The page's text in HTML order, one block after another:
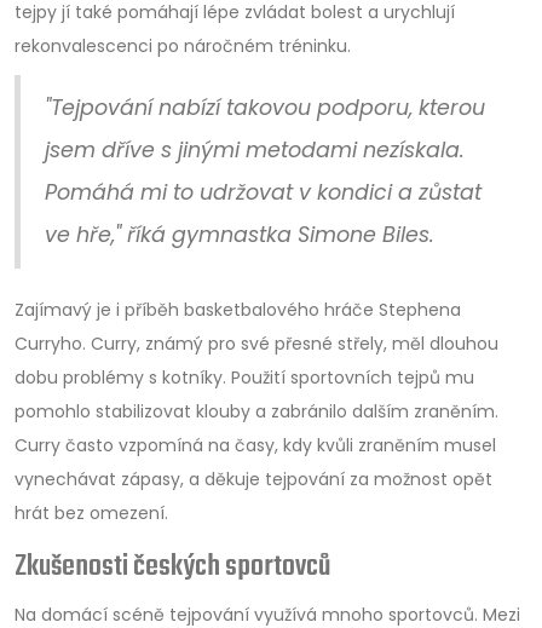
tejpy jí také pomáhají lépe zvládat bolest a urychlují
rekonvalescenci po náročném tréninku.
"Tejpování nabízí takovou podporu, kterou
jsem dříve s jinými metodami nezískala.
Pomáhá mi to udržovat v kondici a zůstat
ve hře," říká gymnastka Simone Biles.
Zajímavý je i příběh basketbalového hráče Stephena
Curryho. Curry, známý pro své přesné střely, měl dlouhou
dobu problémy s kotníky. Použití sportovních tejpů mu
pomohlo stabilizovat klouby a zabránilo dalším zraněním.
Curry často vzpomíná na časy, kdy kvůli zraněním musel
vynechávat zápasy, a děkuje tejpování za možnost opět
hrát bez omezení.
Zkušenosti českých sportovců
Na domácí scéně tejpování využívá mnoho sportovců. Mezi